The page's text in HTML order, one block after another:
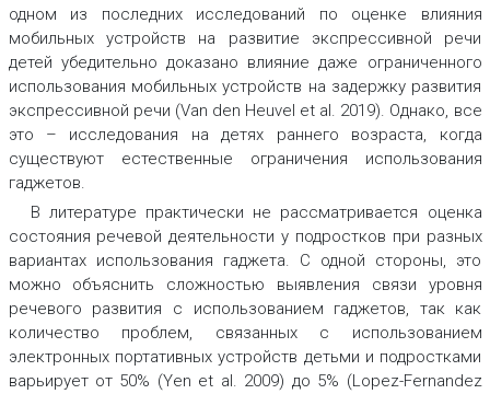
одном из последних исследований по оценке влияния
мобильных устройств на развитие экспрессивной речи
детей убедительно доказано влияние даже ограниченного
использования мобильных устройств на задержку развития
экспрессивной речи (Van den Heuvel et аl. 2019). Однако, все
это – исследования на детях раннего возраста, когда
существуют естественные ограничения использования
гаджетов.
В литературе практически не рассматривается оценка
состояния речевой деятельности у подростков при разных
вариантах использования гаджета. С одной стороны, это
можно объяснить сложностью выявления связи уровня
речевого развития с использованием гаджетов, так как
количество проблем, связанных с использованием
электронных портативных устройств детьми и подростками
варьирует от 50% (Yen et al. 2009) до 5% (Lopez-Fernandez